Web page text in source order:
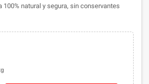
natural y segura, sin conservantes